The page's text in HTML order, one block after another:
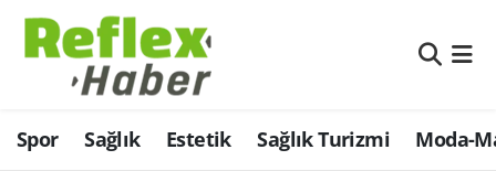
Spor Sağlık Estetik Sağlık Turizmi Moda-
Eğitim
Estetik
Nöbetçi Eczaneler
Hava Durumu